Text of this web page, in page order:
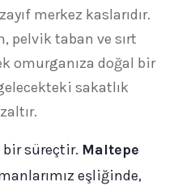
merkez kaslarıdır.
pelvik taban ve sırt
omurganıza doğal bir
sakatlık
bir süreçtir. Maltepe
eşliğinde,